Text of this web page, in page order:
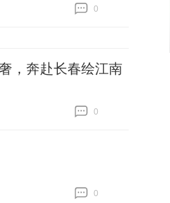
0
，奔赴长春绘江南
0
0